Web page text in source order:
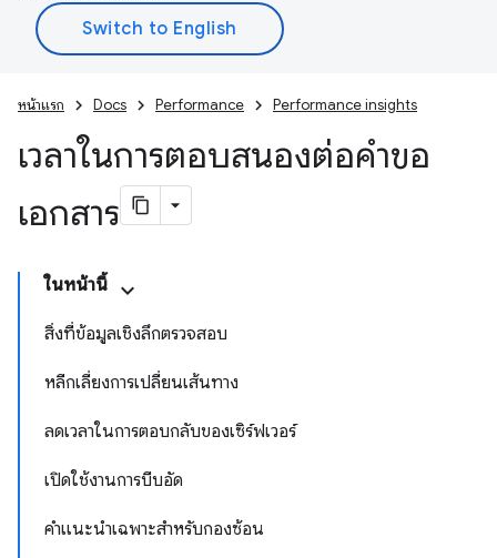
หน้าแรก Docs Performance Performance insights
เวลาในการตอบสนองต่อคำขอ
เอกสาร
ในหน้านี้
สิ่งที่ข้อมูลเชิงลึกตรวจสอบ
หลีกเลี่ยงการเปลี่ยนเส้นทาง
ลดเวลาในการตอบกลับของเซิร์ฟเวอร์
เปิดใช้งานการบีบอัด
คำแนะนำเฉพาะสำหรับกองซ้อน